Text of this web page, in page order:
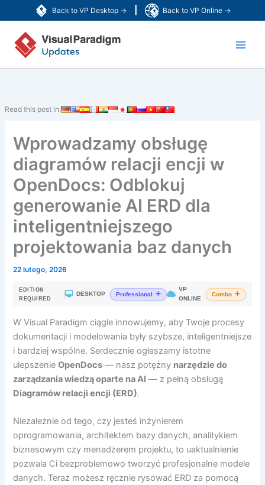
Back to VP Desktop → Back to VP Online →
do
treści
Read this post in:
Wprowadzamy obsługę
diagramów relacji encji w
OpenDocs: Odblokuj
generowanie AI ERD dla
inteligentniejszego
projektowania baz danych
22 lutego, 2026
EDITION
REQUIRED
DESKTOP Professional
VP
ONLINE
Combo
W Visual Paradigm ciągle innowujemy, aby Twoje procesy
dokumentacji i modelowania były szybsze, inteligentniejsze
i bardziej wspólne. Serdecznie ogłaszamy istotne
ulepszenieOpenDocs — nasz potężny narzędzie do
zarządzania wiedzą oparte na AI — z pełną obsługą
Diagramów relacji encji (ERD).
Niezależnie od tego, czy jesteś inżynierem
oprogramowania, architektem bazy danych, analitykiem
biznesowym czy menadżerem projektu, to uaktualnienie
pozwala Ci bezproblemowo tworzyć profesjonalne modele
danych. Teraz możesz ręcznie rysować ERD za pomocą